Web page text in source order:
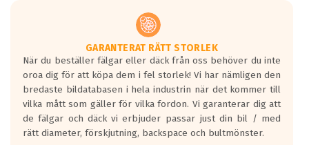
Vid körning i över 50km/h brukar
rullmotståndets ljud överträffa
motorljudet.
På däckmärkningen kommer det finnas
en symbol av ett däck med vågar. Hög
bullernivå markeras med svarta vågor
medans de vita vågorna påvisar om det är
ett tyst däck.
GARANTERAT RÄTT STORLEK
När du beställer fälgar eller däck från oss behöver du inte
oroa dig för att köpa dem i fel storlek! Vi har nämligen den
bredaste bildatabasen i hela industrin när det kommer till
vilka mått som gäller för vilka fordon. Vi garanterar dig att
de fälgar och däck vi erbjuder passar just din bil / med
rätt diameter, förskjutning, backspace och bultmönster.